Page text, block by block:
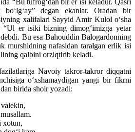
“Bu tufrogʻdan bir er isi keladur. Qasri
degan ekanlar. Oradan bir
xalifalari Sayyid Amir Kulol oʻsha
“Ul er isiki bizning dimogʻimizga yetar
Bu esa Bahouddin Balogardonning
murshidning nafasidan taralgan erlik isi
qalbini orziqtirib keladi.
Navoiy takror-takror diqqatni
oʻxshamaydigan yangi bir fikrni
birida shoir yozadi:
xotun,